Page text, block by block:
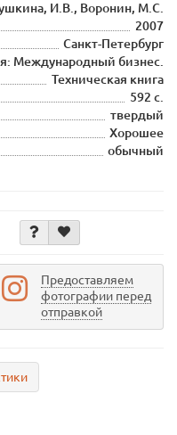
И.В., Воронин, М.С.
2007
Санкт-Петербург
Международный бизнес.
Техническая книга
592 с.
твердый
Хорошее
обычный
Предоставляем
фотографии перед
отправкой